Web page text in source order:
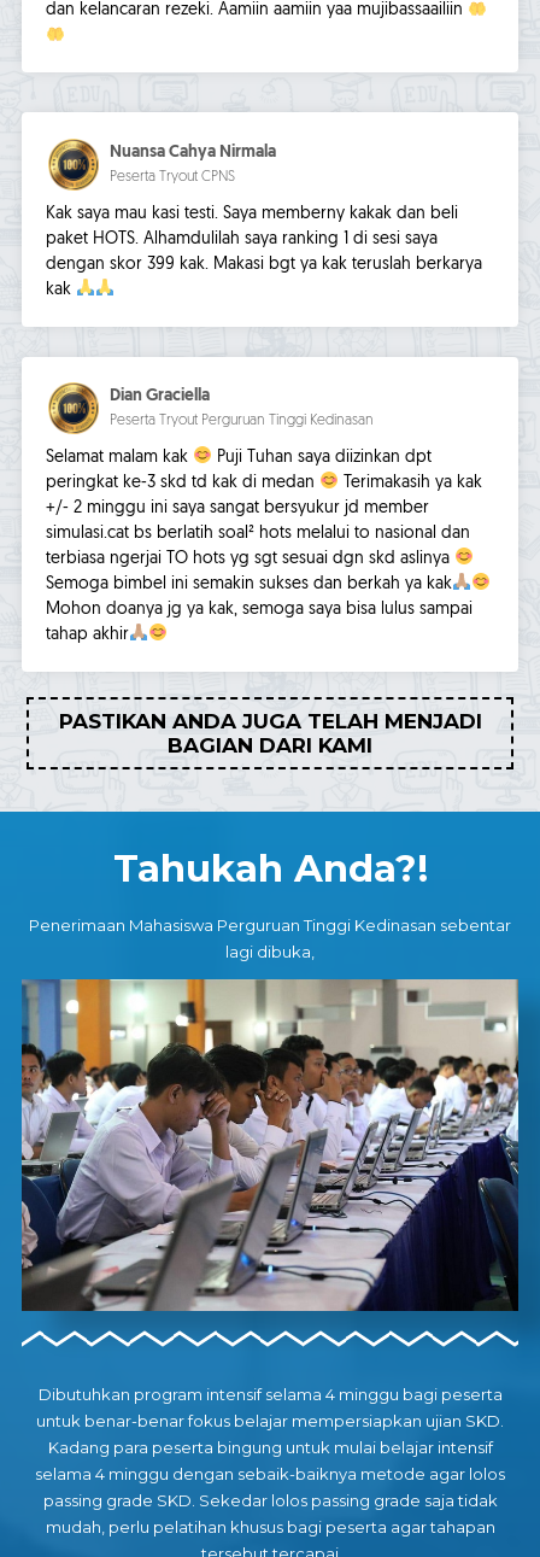
dan kelancaran rezeki. Aamiin aamiin yaa mujibassaailiin
Nuansa Cahya Nirmala
Peserta Tryout CPNS
Kak saya mau kasi testi. Saya memberny kakak dan beli
paket HOTS. Alhamdulilah saya ranking 1 di sesi saya
dengan skor 399 kak. Makasi bgt ya kak teruslah berkarya
kak
Dian Graciella
Peserta Tryout Perguruan Tinggi Kedinasan
Selamat malam kak
Puji Tuhan saya diizinkan dpt
peringkat ke-3 skd td kak di medan
Terimakasih ya kak
+/- 2 minggu ini saya sangat bersyukur jd member
simulasi.cat bs berlatih soal² hots melalui to nasional dan
terbiasa ngerjai TO hots yg sgt sesuai dgn skd aslinya
Semoga bimbel ini semakin sukses dan berkah ya kak
Mohon doanya jg ya kak, semoga saya bisa lulus sampai
tahap akhir
PASTIKAN ANDA JUGA TELAH MENJADI
BAGIAN DARI KAMI
Tahukah Anda?!
Penerimaan Mahasiswa Perguruan Tinggi Kedinasan sebentar
lagi dibuka,
Dibutuhkan program intensif selama 4 minggu bagi peserta
untuk benar-benar fokus belajar mempersiapkan ujian SKD.
Kadang para peserta bingung untuk mulai belajar intensif
selama 4 minggu dengan sebaik-baiknya metode agar lolos
passing grade SKD. Sekedar lolos passing grade saja tidak
mudah, perlu pelatihan khusus bagi peserta agar tahapan